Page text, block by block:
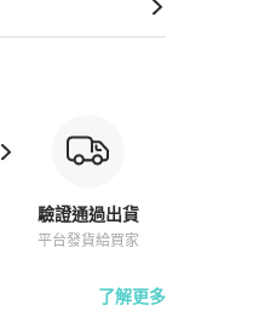
驗證通過出貨
平台發貨給買家
了解更多